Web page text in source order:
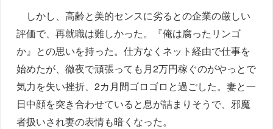
しかし、高齢と美的センスに劣るとの企業の厳しい
評価で、再就職は難しかった。『俺は腐ったリンゴ
か』との思いを持った。仕方なくネット経由で仕事を
始めたが、徹夜で頑張っても月2万円稼ぐのがやっとで
気力を失い挫折、2カ月間ゴロゴロと過ごした。妻と一
日中顔を突き合わせていると息が詰まりそうで、邪魔
者扱いされ妻の表情も暗くなった。